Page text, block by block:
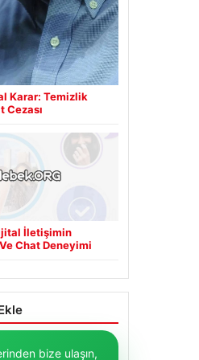
Karar: Temizlik
Cezası
İletişimin
Chat Deneyimi
bize ulaşın,